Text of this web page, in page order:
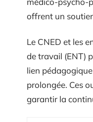
offrent un
Le CNED et les
de travail (ENT)
lien
prolongée. Ces
garantir la